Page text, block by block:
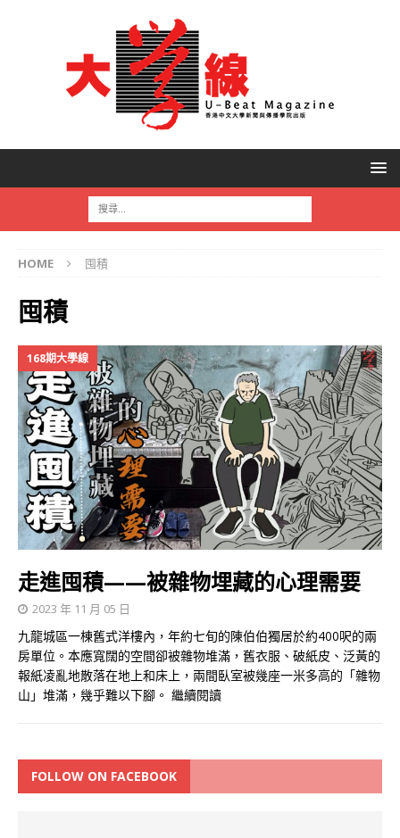
HOME 囤積
囤積
168期大學線
走進囤積——被雜物埋藏的心理需要
2023 年 11 月 05 日
九龍城區一棟舊式洋樓內，年約七旬的陳伯伯獨居於約400呎的兩
房單位。本應寬闊的空間卻被雜物堆滿，舊衣服、破紙皮、泛黃的
報紙凌亂地散落在地上和床上，兩間臥室被幾座一米多高的「雜物
山」堆滿，幾乎難以下腳。 繼續閱讀
FOLLOW ON FACEBOOK